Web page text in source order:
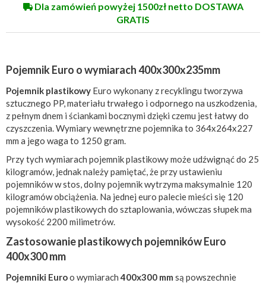
Dla zamówień powyżej 1500zł netto DOSTAWA
GRATIS
Pojemnik Euro o wymiarach 400x300x235mm
Pojemnik plastikowy Euro wykonany z recyklingu tworzywa
sztucznego PP, materiału trwałego i odpornego na uszkodzenia,
z pełnym dnem i ściankami bocznymi dzięki czemu jest łatwy do
czyszczenia. Wymiary wewnętrzne pojemnika to 364x264x227
mm a jego waga to 1250 gram.
Przy tych wymiarach pojemnik plastikowy może udźwignąć do 25
kilogramów, jednak należy pamiętać, że przy ustawieniu
pojemników w stos, dolny pojemnik wytrzyma maksymalnie 120
kilogramów obciążenia. Na jednej euro palecie mieści się 120
pojemników plastikowych do sztaplowania, wówczas słupek ma
wysokość 2200 milimetrów.
Zastosowanie plastikowych pojemników Euro
400x300 mm
Pojemniki Euroo wymiarach400x300 mm są powszechnie